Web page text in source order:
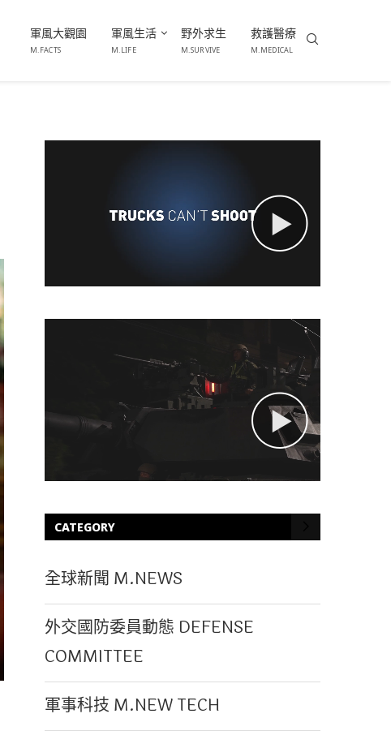
軍風大觀園
M.FACTS
軍風生活
M.LIFE
野外求生
M.SURVIVE
救護醫療
M.MEDICAL
CATEGORY
全球新聞 M.NEWS
外交國防委員動態 DEFENSE
COMMITTEE
軍事科技 M.NEW TECH